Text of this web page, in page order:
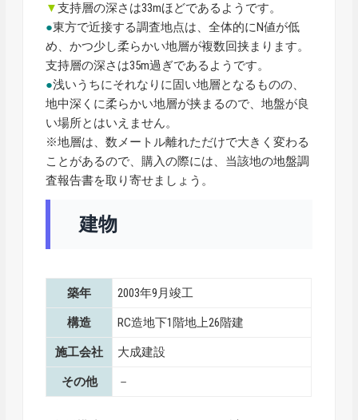
▼支持層の深さは33mほどであるようです。
●東方で近接する調査地点は、全体的にN値が低
め、かつ少し柔らかい地層が複数回挟まります。
支持層の深さは35m過ぎであるようです。
●浅いうちにそれなりに固い地層となるものの、
地中深くに柔らかい地層が挟まるので、地盤が良
い場所とはいえません。
※地層は、数メートル離れただけで大きく変わる
ことがあるので、購入の際には、当該地の地盤調
査報告書を取り寄せましょう。
建物
築年 2003年9月竣工
構造 RC造地下1階地上26階建
施工会社 大成建設
その他 －